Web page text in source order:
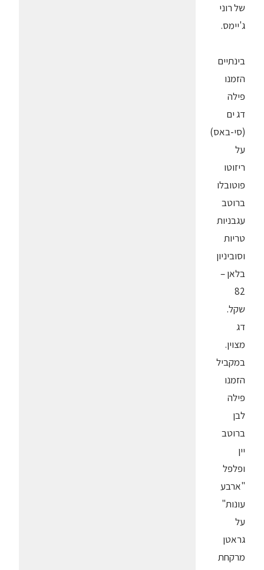
של רוני
ג'יימס.
בינתיים
הזמנו
פילה
דג ים
(סי-באס)
על
ריזוטו
פוטובלו
ברוטב
עגבניות
טריות
וסוביניון
בלאן –
82
שקל.
דג
מצוין.
במקביל
הזמנו
פילה
לבן
ברוטב
יין
ופלפל
"ארבע
עונות"
על
גראטן
מרקחת